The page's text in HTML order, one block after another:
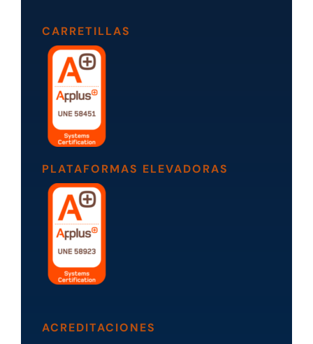
CARRETILLAS
PLATAFORMAS ELEVADORAS
ACREDITACIONES